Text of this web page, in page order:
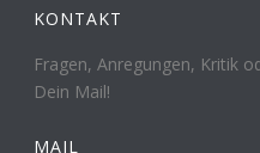
KONTAKT
Fragen, Anregungen, Kritik
Dein Mail!
MAIL